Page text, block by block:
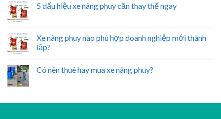
5 dấu hiệu xe nâng phuy cần thay thế ngay
Xe nâng phuy nào phù hợp doanh nghiệp mới thành
lập?
Có nên thuê hay mua xe nâng phuy?